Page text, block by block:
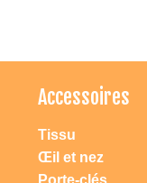
Accessoires
Tissu
Œil et nez
Porte-clés
directement par mobile:
notre adresse
DAC jouets \" dans
site Web directement ou